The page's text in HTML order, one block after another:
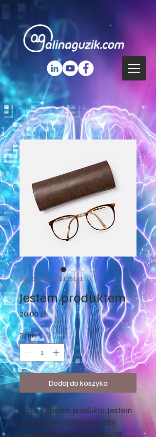
SKU: 364215375135191
Jestem produktem
20,00 złCena
Sztuk *
Dodaj do koszyka
Jestem opisem produktu. Jestem
doskonałym miejscem, aby
dodać więcej szczegółów na